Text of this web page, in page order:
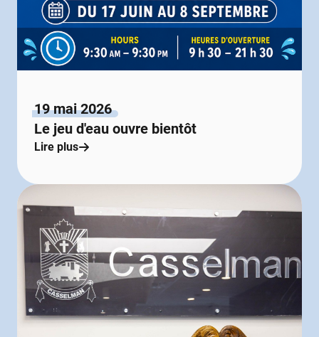
19 mai 2026
Le jeu d'eau ouvre bientôt
Lire plus